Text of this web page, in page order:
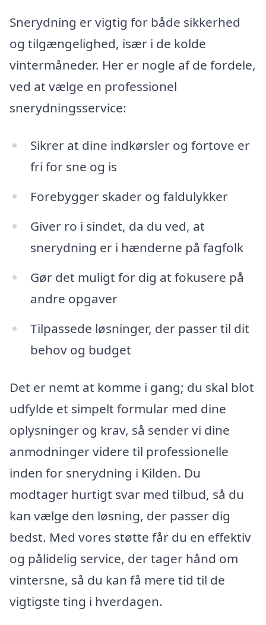
Snerydning er vigtig for både sikkerhed
og tilgængelighed, især i de kolde
vintermåneder. Her er nogle af de fordele,
ved at vælge en professionel
snerydningsservice:
Sikrer at dine indkørsler og fortove er
fri for sne og is
Forebygger skader og faldulykker
Giver ro i sindet, da du ved, at
snerydning er i hænderne på fagfolk
Gør det muligt for dig at fokusere på
andre opgaver
Tilpassede løsninger, der passer til dit
behov og budget
Det er nemt at komme i gang; du skal blot
udfylde et simpelt formular med dine
oplysninger og krav, så sender vi dine
anmodninger videre til professionelle
inden for snerydning i Kilden. Du
modtager hurtigt svar med tilbud, så du
kan vælge den løsning, der passer dig
bedst. Med vores støtte får du en effektiv
og pålidelig service, der tager hånd om
vintersne, så du kan få mere tid til de
vigtigste ting i hverdagen.